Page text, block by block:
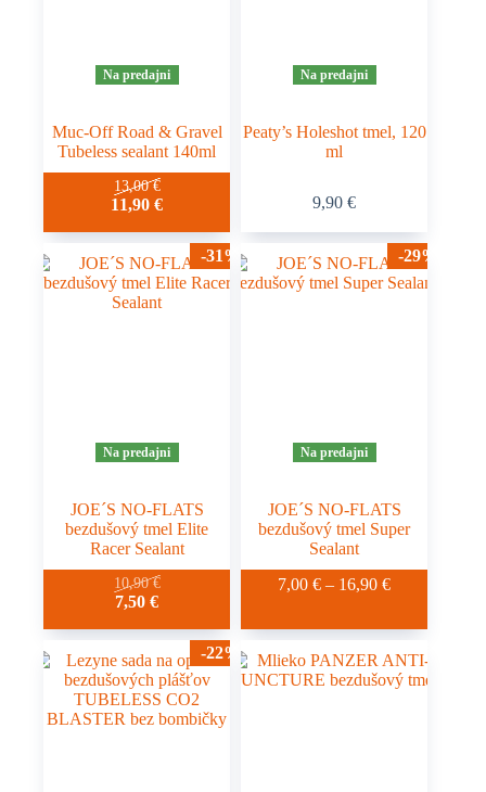
Na predajni
Muc-Off Road & Gravel
Tubeless sealant 140ml
13,00€
11,90€
Na predajni
Peaty’s Holeshot tmel, 120
ml
9,90€
-31%
Na predajni
JOE´S NO-FLATS
bezdušový tmel Elite
Racer Sealant
10,90€
Pôvodná
bola:
10,90 €.
7,50€Aktuálna
je:
7,50 €.
variantov.
Možnosti
môžete
-29%
Na predajni
JOE´S NO-FLATS
bezdušový tmel Super
Sealant
7,00€ – 16,90€Price
16,90 €
viacero
variantov.
Možnosti
môžete
-22%